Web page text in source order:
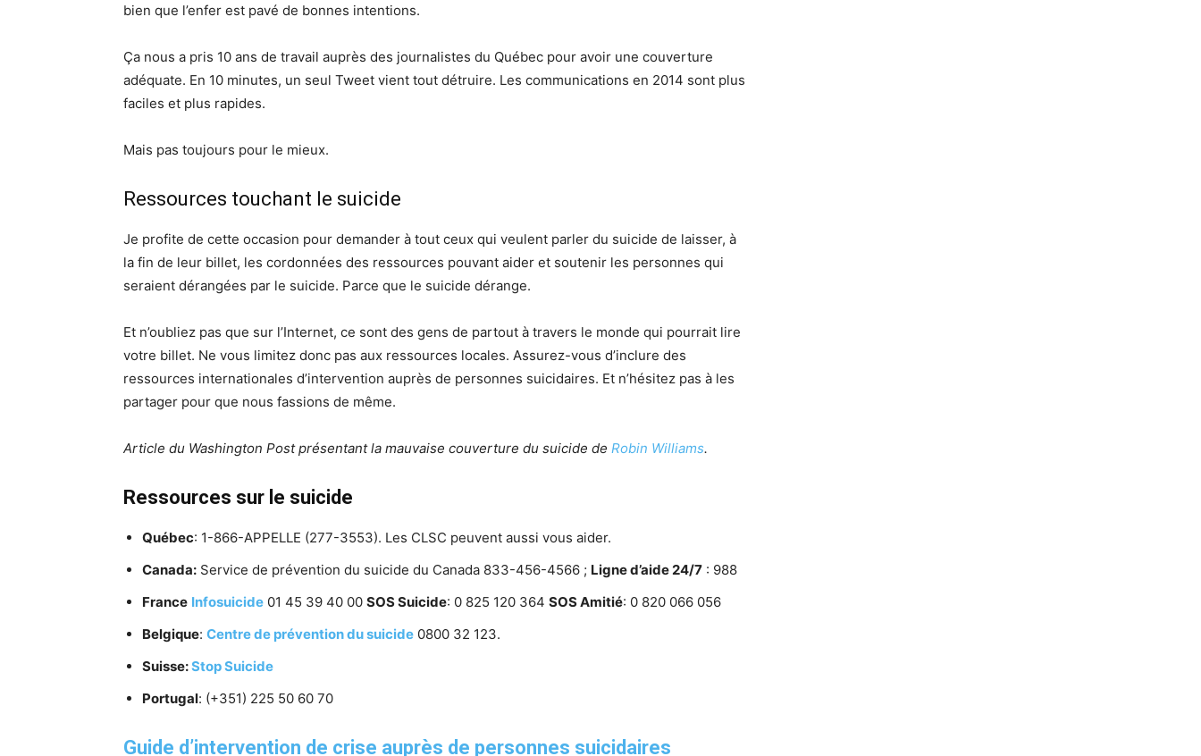
bien que l’enfer est pavé de bonnes intentions.
Ça nous a pris 10 ans de travail auprès des journalistes du Québec pour avoir une couverture
adéquate. En 10 minutes, un seul Tweet vient tout détruire. Les communications en 2014 sont plus
faciles et plus rapides.
Mais pas toujours pour le mieux.
Ressources touchant le suicide
Je profite de cette occasion pour demander à tout ceux qui veulent parler du suicide de laisser, à
la fin de leur billet, les cordonnées des ressources pouvant aider et soutenir les personnes qui
seraient dérangées par le suicide. Parce que le suicide dérange.
Et n’oubliez pas que sur l’Internet, ce sont des gens de partout à travers le monde qui pourrait lire
votre billet. Ne vous limitez donc pas aux ressources locales. Assurez-vous d’inclure des
ressources internationales d’intervention auprès de personnes suicidaires. Et n’hésitez pas à les
partager pour que nous fassions de même.
Article du Washington Post présentant la mauvaise couverture du suicide de Robin Williams.
Ressources sur le suicide
Québec: 1-866-APPELLE (277-3553). Les CLSC peuvent aussi vous aider.
Canada: Service de prévention du suicide du Canada 833-456-4566 ; Ligne d’aide 24/7 : 988
France Infosuicide 01 45 39 40 00 SOS Suicide: 0 825 120 364 SOS Amitié: 0 820 066 056
Belgique: Centre de prévention du suicide 0800 32 123.
Suisse:Stop Suicide
Portugal: (+351) 225 50 60 70
Guide d’intervention de crise auprès de personnes suicidaires